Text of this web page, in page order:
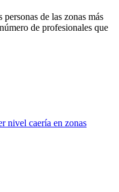
de las zonas más
de profesionales que